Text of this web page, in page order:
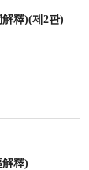
釋)(제2판)
釋)